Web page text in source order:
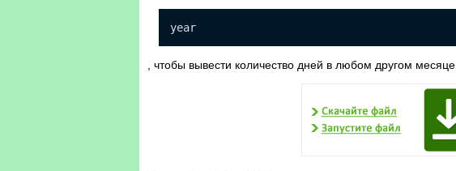
year
, чтобы вывести количество дней в любом другом месяце.